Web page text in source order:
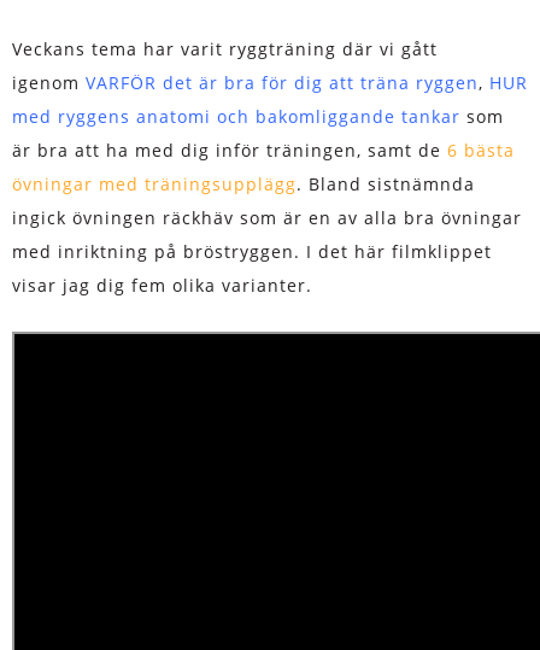
Veckans tema har varit ryggträning där vi gått
igenom VARFÖR det är bra för dig att träna ryggen, HUR
med ryggens anatomi och bakomliggande tankar som
är bra att ha med dig inför träningen, samt de 6 bästa
övningar med träningsupplägg. Bland sistnämnda
ingick övningen räckhäv som är en av alla bra övningar
med inriktning på bröstryggen. I det här filmklippet
visar jag dig fem olika varianter.